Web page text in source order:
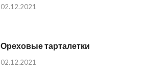
02.12.2021
Ореховые тарталетки
02.12.2021